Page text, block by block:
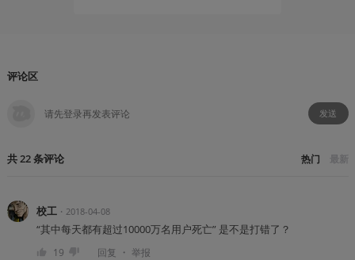
评论区
发送
共22条评论 热门 最新
校工 ・ 2018-04-08
“其中每天都有超过10000万名用户死亡” 是不是打错了？
19 回复 ・ 举报